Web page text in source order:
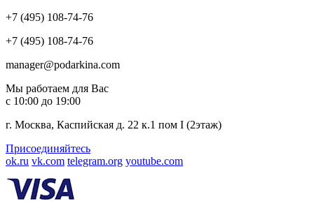
+7 (495) 108-74-76
+7 (495) 108-74-76
manager@podarkina.com
Мы работаем для Вас
с 10:00 до 19:00
г. Москва, Каспийская д. 22 к.1 пом I (2этаж)
Присоединяйтесь
ok.ru vk.com telegram.org youtube.com